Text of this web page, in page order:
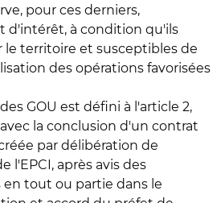
pour ces derniers,
d'intérêt, à condition qu'ils
territoire et susceptibles de
des opérations favorisées
GOU est défini à l'article 2,
la conclusion d'un contrat
par délibération de
l'EPCI, après avis des
tout ou partie dans le